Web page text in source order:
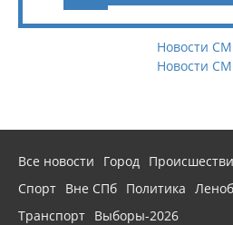
Новости
Новости
Все новости Город
Спорт Вне СПб Политика
Транспорт Выборы-2026